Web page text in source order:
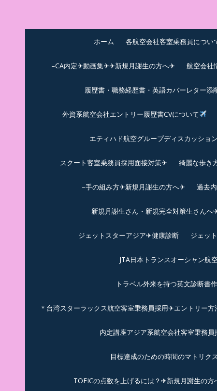
中尾享子CA内定
ホーム
各航空会社客室乗務員につい
–CA内定✈動画集✈✈新規月謝生の方へ✈ 航空会社
履歴書・職務経歴書・英語カバーレター添
外資系航空会社エントリー履歴書CVについて
エティハド航空グループディスカッショ
スクート客室乗務員採用面接対策✈︎ 綺麗な歩き
–手の組み方✈新規月謝生の方へ✈ 過去
新規月謝生さん・新規完全対策生さん
ジェットスターアジア✈︎健康診断 ジェッ
JTA日本トランスオーシャン航
トラベル外来を持つ英文診断書
＊台湾スターラックス航空客室乗務員採用✈エントリー方
内定講座アジア系航空会社客室乗務
目標達成のための時間のマトリク
TOEICの点数を上げるには？✈新規月謝生の方